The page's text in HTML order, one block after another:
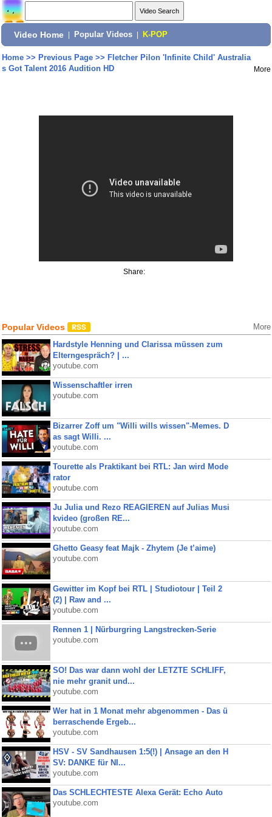
Video Home Popular Videos K-POP
Home>> Previous Page>> Fletcher Pilon 'Infinite Child' Australia
s Got Talent 2016 Audition HD
More
Share:
Popular Videos More
Hardstyle Henning und Clarissa müssen zum
Elterngespräch? | ...
youtube.com
Wissenschaftler irren
youtube.com
Bizarrer Zoff um "Willi wills wissen"-Memes. D
as sagt Willi. ...
youtube.com
Tourette als Praktikant bei RTL: Jan wird Mode
rator
youtube.com
Ju Julia und Rezo REAGIEREN auf Julias Musi
kvideo (großen RE...
youtube.com
Ghetto Geasy feat Majk - Zhytem (Je t’aime)
youtube.com
Gewitter im Kopf bei RTL | Studiotour | Teil 2
(2) | Raw and ...
youtube.com
Rennen 1 | Nürburgring Langstrecken-Serie
youtube.com
SO! Das war dann wohl der LETZTE SCHLIFF,
nie mehr granit und...
youtube.com
Wer hat in 1 Monat mehr abgenommen - Das ü
berraschende Ergeb...
youtube.com
HSV - SV Sandhausen 1:5(!) | Ansage an den H
SV: DANKE für NI...
youtube.com
Das SCHLECHTESTE Alexa Gerät: Echo Auto
youtube.com